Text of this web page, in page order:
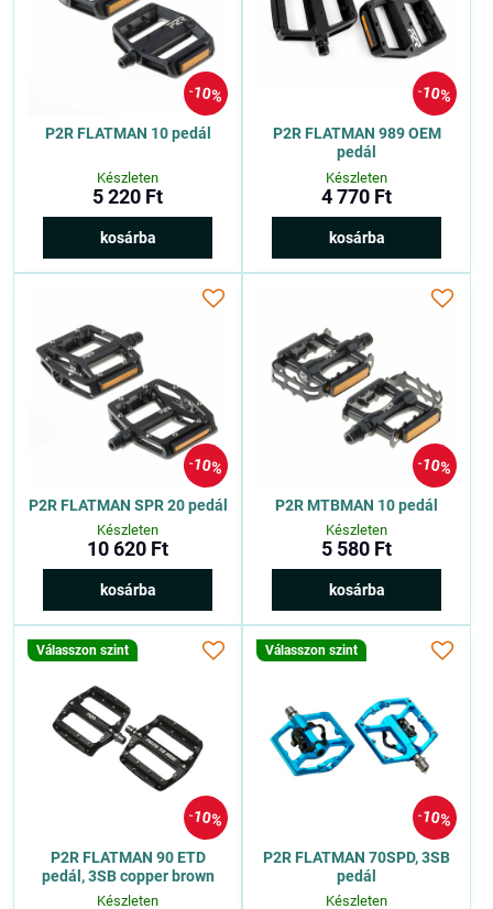
10%
P2R FLATMAN 10 pedál
Készleten
5 220 Ft
kosárba
10%
P2R FLATMAN 989 OEM
pedál
Készleten
4 770 Ft
kosárba
10%
P2R FLATMAN SPR 20 pedál
Készleten
10 620 Ft
kosárba
10%
P2R MTBMAN 10 pedál
Készleten
5 580 Ft
kosárba
10%
Válasszon szint
P2R FLATMAN 90 ETD
pedál, 3SB copper brown
Készleten
10%
Válasszon szint
P2R FLATMAN 70SPD, 3SB
pedál
Készleten